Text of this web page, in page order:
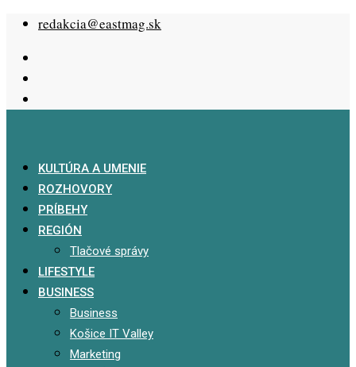
Skip
content
redakcia@eastmag.sk
KULTÚRA A UMENIE
ROZHOVORY
PRÍBEHY
REGIÓN
Tlačové správy
LIFESTYLE
BUSINESS
Business
Košice IT Valley
Marketing